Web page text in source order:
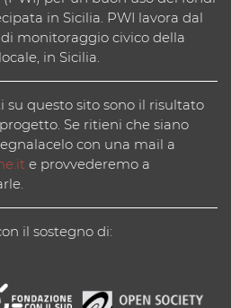
in Sicilia. PWI lavora dal
monitoraggio civico della
in Sicilia.
su questo sito sono il risultato
Se ritieni che siano
con una mail a
e provvederemo a
il sostegno di: